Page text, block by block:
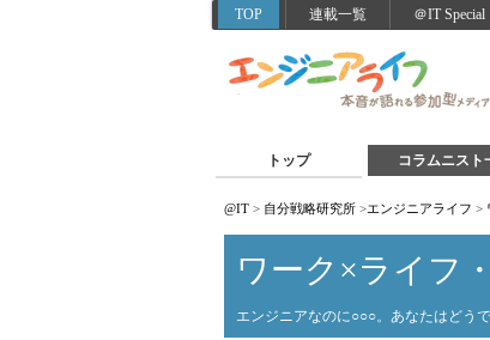
TOP 連載一覧 ＠IT Special
トップ コラムニスト
@IT > 自分戦略研究所 >エンジニアライフ >
ワーク×ライフ
エンジニアなのに○○○。あなたはどう